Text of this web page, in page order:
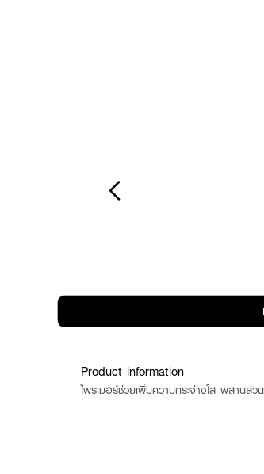
Product information
ไพรเมอร์ช่วยเพิ่มความกระจ่างใส ผสาน